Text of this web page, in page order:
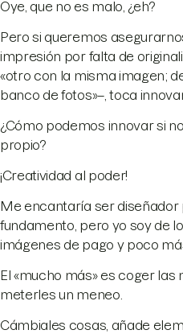
Oye, que no es malo, ¿eh?
Pero si queremos
impresión por falta de
«otro con la misma imagen;
banco de fotos»–, toca
¿Cómo podemos innovar si
propio?
¡Creatividad al poder!
Me encantaría ser
fundamento, pero yo soy de
imágenes de pago y poco
El «mucho más» es coger
meterles un meneo.
Cámbiales cosas, añade